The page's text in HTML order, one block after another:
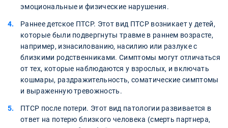
эмоциональные и физические нарушения.
Раннее детское ПТСР. Этот вид ПТСР возникает у детей,
которые были подвергнуты травме в раннем возрасте,
например, изнасилованию, насилию или разлуке с
близкими родственниками. Симптомы могут отличаться
от тех, которые наблюдаются у взрослых, и включать
кошмары, раздражительность, соматические симптомы
и выраженную тревожность.
ПТСР после потери. Этот вид патологии развивается в
ответ на потерю близкого человека (смерть партнера,